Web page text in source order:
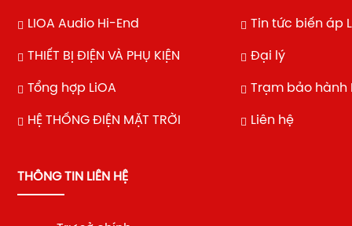
LIOA Audio Hi-End
THIẾT BỊ ĐIỆN VÀ PHỤ KIỆN
Tổng hợp LiOA
HỆ THỐNG ĐIỆN MẶT TRỜI
Tin tức biến áp
Đại lý
Trạm bảo hành
Liên hệ
THÔNG TIN LIÊN HỆ